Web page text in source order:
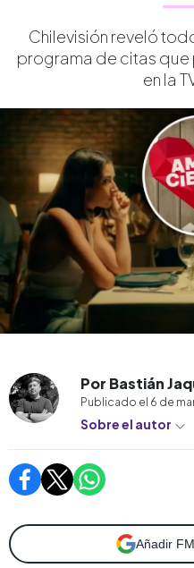
Chilevisión reveló
programa de citas
en la
Por Bastián
Publicado el 6 de
Sobre el autor
Añadir